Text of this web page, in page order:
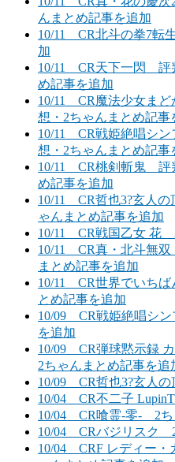
んまとめ記事を追加
10/11 CR北斗の拳7転
加
10/11 CR天下一閃 評
め記事を追加
10/11 CR魔法少女ま
想・2ちゃんまとめ記事
10/11 CR戦姫絶唱シ
想・2ちゃんまとめ記事
10/11 CR桃剣斬鬼 評
め記事を追加
10/11 CR哲也3?玄人
ゃんまとめ記事を追加
10/11 CR戦国乙女 花
10/11 CR真・北斗無
まとめ記事を追加
10/11 CR世界でいち
とめ記事を追加
10/09 CR戦姫絶唱シ
を追加
10/09 CR弾球黙示録
2ちゃんまとめ記事を追
10/09 CR哲也3?玄人
10/04 CR不二子
10/04 CR喰霊-零- 2ち
10/04 CRバジリスク
10/04 CRF レディー